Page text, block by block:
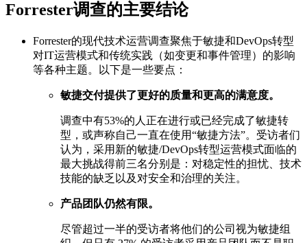
Forrester调查的主要结论
Forrester的现代技术运营调查聚焦于敏捷和DevOps转型
对IT运营模式和传统实践（如变更和事件管理）的影响
等各种主题。以下是一些要点：
敏捷交付提供了更好的质量和更高的满意度。
调查中有53%的人正在进行或已经完成了敏捷转
型，或声称自己一直在使用“敏捷方法”。受访者们
认为，采用新的敏捷/DevOps转型运营模式面临的
最大挑战得前三名分别是：对稳定性的担忧、技术
技能的缺乏以及对安全和治理的关注。
产品团队仍然有限。
尽管超过一半的受访者将他们的公司视为敏捷组